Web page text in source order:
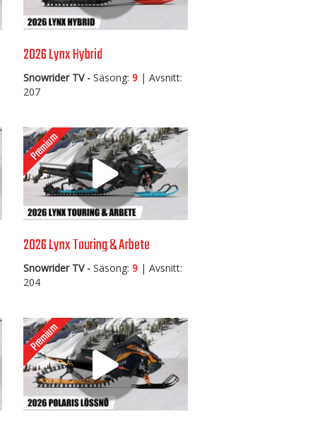
2026 Lynx Hybrid
Snowrider TV -Säsong: 9| Avsnitt:
207
2026 Lynx Touring & Arbete
Snowrider TV -Säsong: 9| Avsnitt:
204